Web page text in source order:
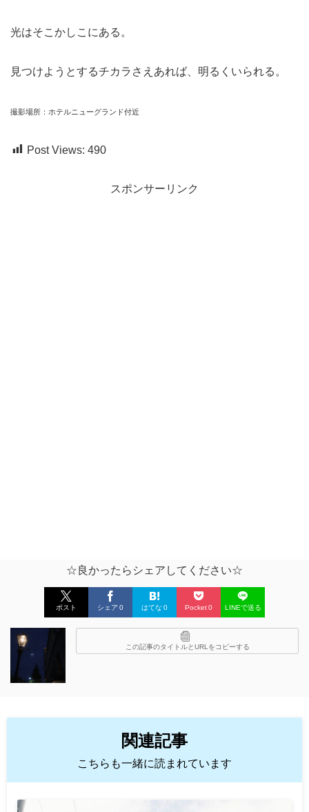
光はそこかしこにある。
見つけようとするチカラさえあれば、明るくいられる。
撮影場所：ホテルニューグランド付近
Post Views: 490
スポンサーリンク
☆良かったらシェアしてください☆
ポスト シェア 0 はてな 0 Pocket0 LINEで送る
この記事のタイトルとURLをコピーする
関連記事
こちらも一緒に読まれています